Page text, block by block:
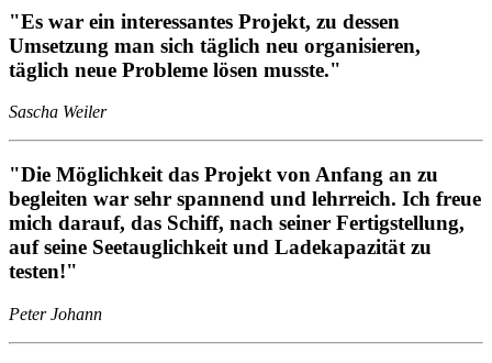
"Es war ein interessantes Projekt, zu dessen
Umsetzung man sich täglich neu organisieren,
täglich neue Probleme lösen musste."
Sascha Weiler
"Die Möglichkeit das Projekt von Anfang an zu
begleiten war sehr spannend und lehrreich. Ich freue
mich darauf, das Schiff, nach seiner Fertigstellung,
auf seine Seetauglichkeit und Ladekapazität zu
testen!"
Peter Johann